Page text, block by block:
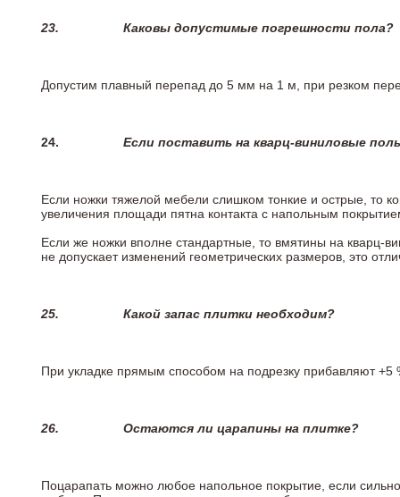
23. Каковы допустимые погрешности пола?
Допустим плавный перепад до 5 мм на 1 м, при резком
24. Если поставить на кварц-виниловые
Если ножки тяжелой мебели слишком тонкие и острые, то
увеличения площади пятна контакта с напольным
Если же ножки вполне стандартные, то вмятины на кварц-
не допускает изменений геометрических размеров, это
25. Какой запас плитки необходим?
При укладке прямым способом на подрезку прибавляют +5
26. Остаются ли царапины на плитке?
Поцарапать можно любое напольное покрытие, если